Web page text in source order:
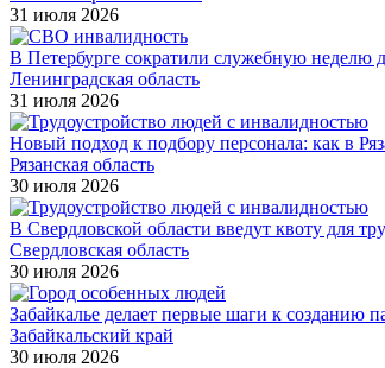
31 июля 2026
В Петербурге сократили служебную неделю
Ленинградская область
31 июля 2026
Новый подход к подбору персонала: как в
Рязанская область
30 июля 2026
В Свердловской области введут квоту для
Свердловская область
30 июля 2026
Забайкалье делает первые шаги к созданию
Забайкальский край
30 июля 2026